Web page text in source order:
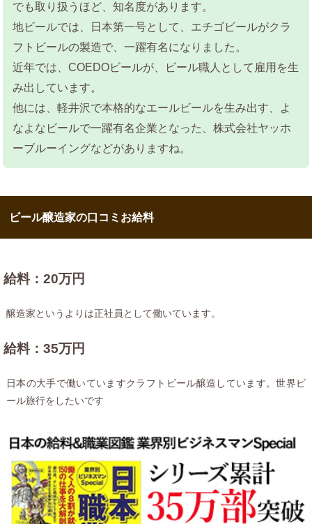
でも取り扱うほど、知名度があります。
地ビールでは、日本第一号として、エチゴビールがクラ
フトビールの製造で、一躍有名になりました。
近年では、COEDOビールが、ビール職人として雇用を生
み出しています。
他には、軽井沢で本格的なエールビールを生み出す、よ
なよなビールで一躍有名企業となった、株式会社ヤッホ
ーブルーイングなどがありますね。
ビール醸造家の口コミお給料
給料：20万円
醸造家というよりは正社員として働いています。
給料：35万円
日本の大手で働いていますクラフトビール醸造しています。世界ビ
ール旅行をしたいです